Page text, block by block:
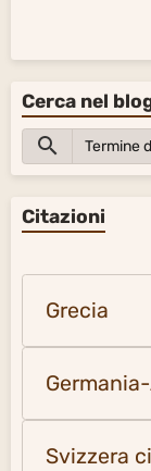
Cerca nel
Citazioni
Grecia
Svizzera